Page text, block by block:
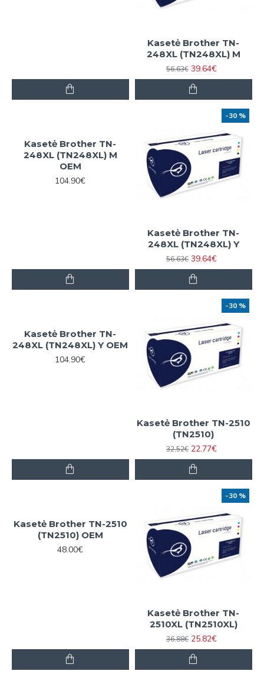
Kasetė Brother TN-
248XL (TN248XL) M
56.63€ 39.64€
Kasetė Brother TN-
248XL (TN248XL) M
OEM
104.90€
-30 %
Kasetė Brother TN-
248XL (TN248XL) Y
56.63€ 39.64€
Kasetė Brother TN-
248XL (TN248XL) Y OEM
104.90€
-30 %
Kasetė Brother TN-2510
(TN2510)
32.52€ 22.77€
Kasetė Brother TN-2510
(TN2510) OEM
48.00€
-30 %
Kasetė Brother TN-
2510XL (TN2510XL)
36.88€ 25.82€